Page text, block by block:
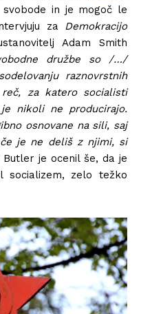
in je mogoč le
za Demokracijo
Adam Smith
družbe so /…/
raznovrstnih
za katero socialisti
nikoli ne producirajo.
osnovane na sili, saj
je ne deliš z njimi, si
je ocenil še, da je
zelo težko